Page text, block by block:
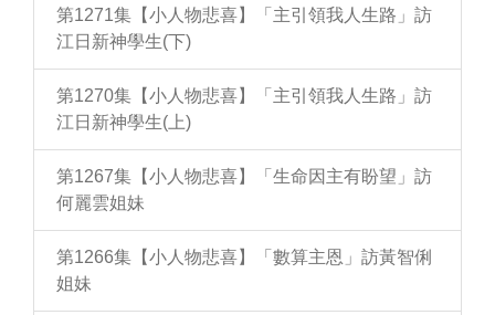
第1271集【小人物悲喜】「主引領我人生路」訪
江日新神學生(下)
第1270集【小人物悲喜】「主引領我人生路」訪
江日新神學生(上)
第1267集【小人物悲喜】「生命因主有盼望」訪
何麗雲姐妹
第1266集【小人物悲喜】「數算主恩」訪黃智俐
姐妹